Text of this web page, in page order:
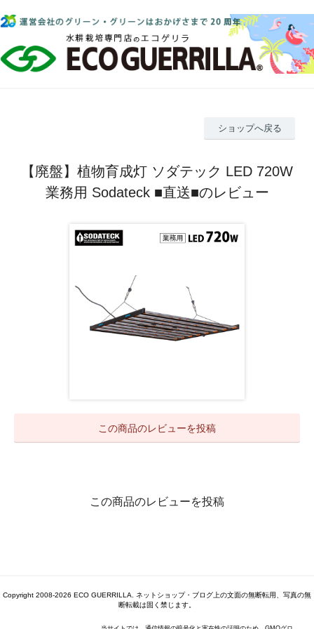
ショップへ戻る
【廃盤】植物育成灯 ソダテック LED 720W
業務用 Sodateck ■直送■のレビュー
この商品のレビューを投稿
この商品のレビューを投稿
Copyright 2008-2026 ECO GUERRILLA. ネットショップ・ブログ上の文面の無断転用、写真の無
断転載は固く禁じます。